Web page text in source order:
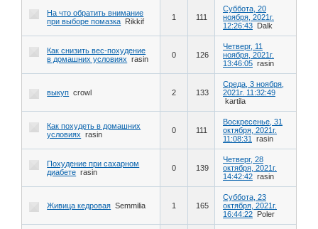
На что обратить внимание
при выборе помазка Rikkif 1 111
Суббота, 20
ноября, 2021г.
12:26:43 Dalk
Как снизить вес-похудение
в домашних условиях
rasin 0 126
Четверг, 11
ноября, 2021г.
13:46:05 rasin
выкуп crowl 2 133
Среда, 3 ноября,
2021г. 11:32:49
kartila
Как похудеть в домашних
условиях
rasin 0 111
Воскресенье, 31
октября, 2021г.
11:08:31
rasin
Похудение при сахарном
диабете rasin 0 139
Четверг, 28
октября, 2021г.
14:42:42 rasin
Живица кедровая Semmilia 1 165
Суббота, 23
октября, 2021г.
16:44:22 Poler